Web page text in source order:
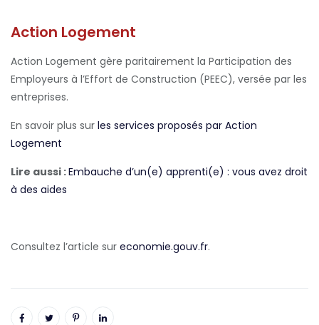
Action Logement
Action Logement gère paritairement la Participation des
Employeurs à l’Effort de Construction (PEEC), versée par les
entreprises.
En savoir plus sur les services proposés par Action
Logement
Lire aussi :Embauche d’un(e) apprenti(e) : vous avez droit
à des aides
Consultez l’article sur economie.gouv.fr.